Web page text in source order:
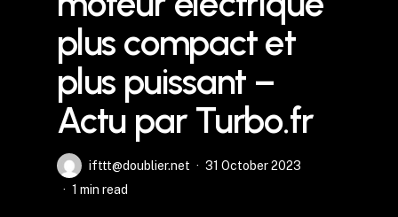
plus compact et
plus puissant –
Actu par Turbo.fr
ifttt@doublier.net
31 October 2023
1 min read